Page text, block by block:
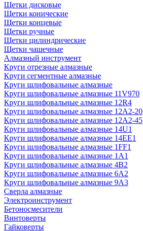
Щетки дисковые
Щетки конические
Щетки концевые
Щетки ручные
Щетки цилиндрические
Щетки чашечные
Алмазный инструмент
Круги отрезные алмазные
Круги сегментные алмазные
Круги шлифовальные алмазные
Круги шлифовальные алмазные 11V970
Круги шлифовальные алмазные 12R4
Круги шлифовальные алмазные 12А2-20
Круги шлифовальные алмазные 12А2-45
Круги шлифовальные алмазные 14U1
Круги шлифовальные алмазные 14ЕЕ1
Круги шлифовальные алмазные 1FF1
Круги шлифовальные алмазные 1А1
Круги шлифовальные алмазные 4В2
Круги шлифовальные алмазные 6A2
Круги шлифовальные алмазные 9А3
Сверла алмазные
Электроинструмент
Бетоносмесители
Винтоверты
Гайковерты